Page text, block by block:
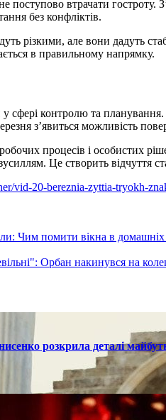
поступово втрачати гостроту.
без конфліктів.
різкими, але вони дадуть
в правильному напрямку.
у сфері контролю та
з’явиться можливість
процесів і особистих
Це створить відчуття
vid-20-bereznia-zyttia-tryokh-
Чим помити вікна в
Орбан накинувся на
розкрила деталі